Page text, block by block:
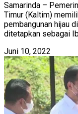
Samarinda –
Timur (Kaltim)
pembangunan hijau
ditetapkan sebagai
Juni 10, 2022